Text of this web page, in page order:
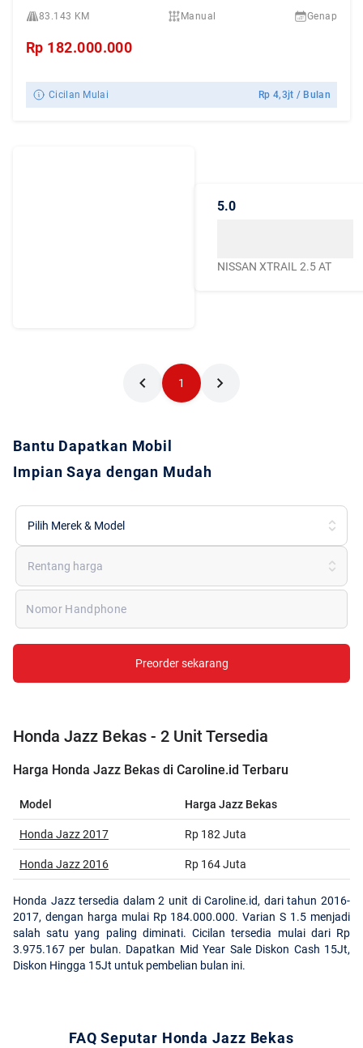
83.143 KM Manual Genap
Rp 182.000.000
Cicilan Mulai Rp4,3jt / Bulan
5.0
NISSAN XTRAIL 2.5 AT
1
Bantu Dapatkan Mobil
Impian Saya dengan Mudah
Pilih Merek & Model
Rentang harga
Nomor Handphone
Preorder sekarang
Honda Jazz Bekas - 2 Unit Tersedia
Harga Honda Jazz Bekas di Caroline.id Terbaru
Model Harga Jazz Bekas
Honda Jazz 2017 Rp 182 Juta
Honda Jazz 2016 Rp 164 Juta
Honda Jazz tersedia dalam 2 unit di Caroline.id, dari tahun 2016-
2017, dengan harga mulai Rp 184.000.000. Varian S 1.5 menjadi
salah satu yang paling diminati. Cicilan tersedia mulai dari Rp
3.975.167 per bulan. Dapatkan Mid Year Sale Diskon Cash 15Jt,
Diskon Hingga 15Jt untuk pembelian bulan ini.
FAQ Seputar Honda Jazz Bekas